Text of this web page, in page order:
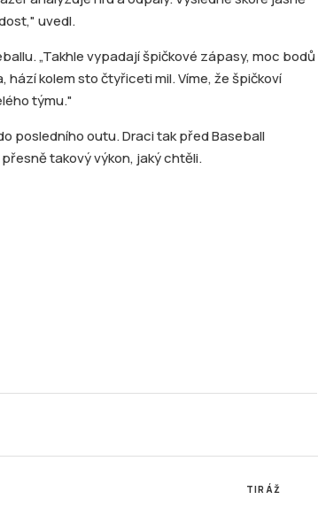
uvedl.
„Takhle vypadají špičkové zápasy, moc bodů
kolem sto čtyřiceti mil. Víme, že špičkoví
týmu."
posledního outu. Draci tak před Baseball
takový výkon, jaký chtěli.
TIRÁŽ